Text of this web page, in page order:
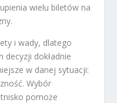
wielu biletów na
i wady, dlatego
decyzji dokładnie
w danej sytuacji:
Wybór
pomoże